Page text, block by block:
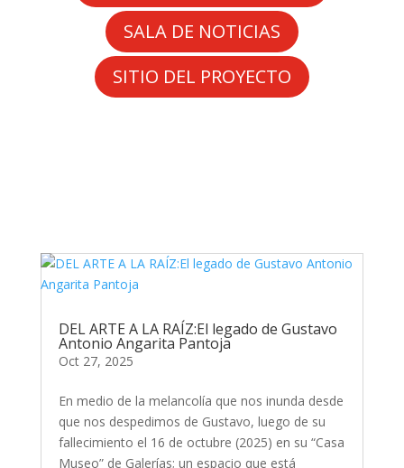
SALA DE NOTICIAS
SITIO DEL PROYECTO
DEL ARTE A LA RAÍZ:El legado de Gustavo
Antonio Angarita Pantoja
Oct 27, 2025
En medio de la melancolía que nos inunda desde
que nos despedimos de Gustavo, luego de su
fallecimiento el 16 de octubre (2025) en su “Casa
Museo” de Galerías; un espacio que está